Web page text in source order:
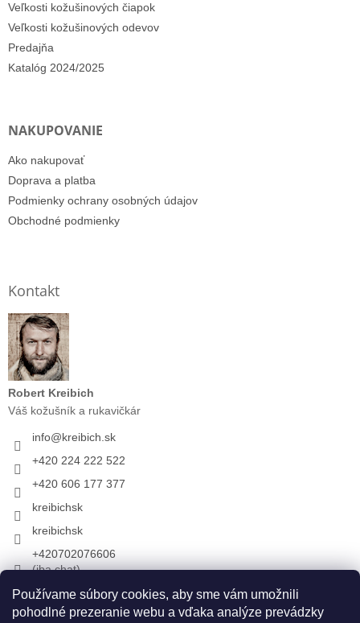
Používame súbory cookies, aby sme vám umožnili
pohodlné prezeranie webu a vďaka analýze prevádzky
Veľkosti kožušinových čiapok
Veľkosti kožušinových odevov
Predajňa
Katalóg 2024/2025
NAKUPOVANIE
Ako nakupovať
Doprava a platba
Podmienky ochrany osobných údajov
Obchodné podmienky
Kontakt
Robert Kreibich
Váš kožušník a rukavičkár
info@kreibich.sk
+420 224 222 522
+420 606 177 377
kreibichsk
kreibichsk
+420702076606
(iba chat)
Prijímame online platby